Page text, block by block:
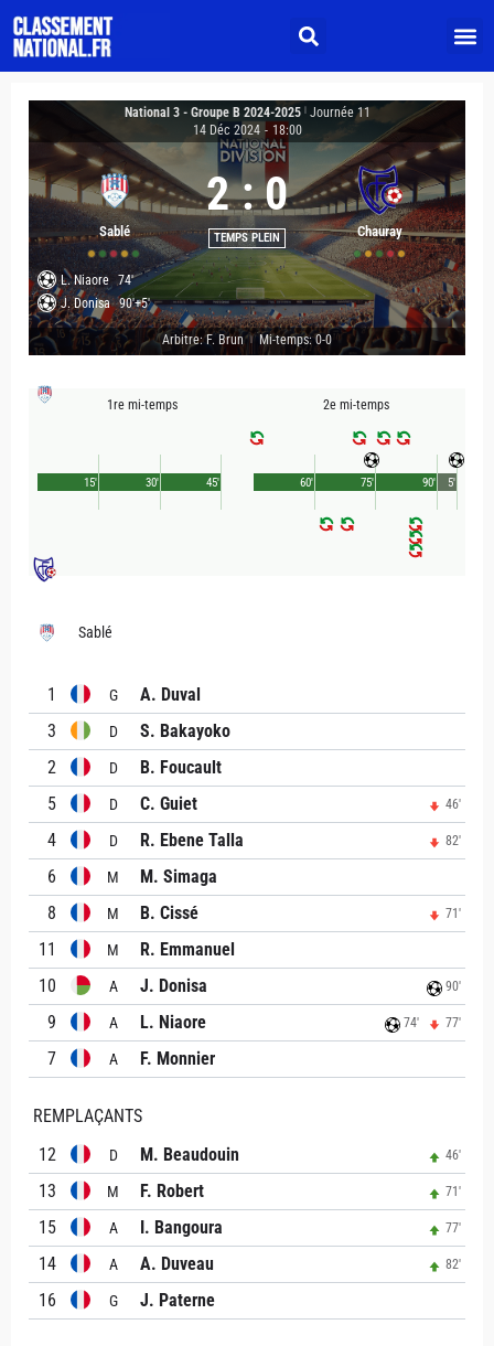
National 3 - Groupe B 2024-2025
Journée 11
14 Déc 2024 - 18:00
Sablé
2 : 0
TEMPS PLEIN Chauray
L. Niaore 74'
J. Donisa 90'+5'
Arbitre: F. Brun | Mi-temps: 0-0
1re mi-temps
45'
15' 30'
2e mi-temps
90'
60' 75' 5'
Sablé
1 G
A. Duval
3
D
S. Bakayoko
2
D
B. Foucault
5
D C. Guiet 46'
4 D R. Ebene Talla 82'
6 M
M. Simaga
8
M B. Cissé 71'
11 M
R. Emmanuel
10
A J. Donisa 90'
9 A L. Niaore 74' 77'
7 A F. Monnier
REMPLAÇANTS
12
D M. Beaudouin 46'
13 M F. Robert 71'
15 A I. Bangoura 77'
14 A A. Duveau 82'
16 G J. Paterne